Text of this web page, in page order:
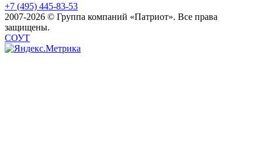
+7 (495) 445-83-53
2007-2026 © Группа компаний «Патриот». Все права
защищены.
СОУТ